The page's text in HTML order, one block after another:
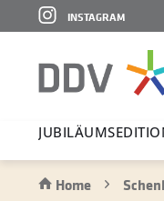
INSTAGRAM
Home